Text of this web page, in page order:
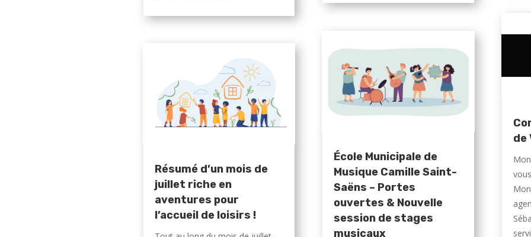
Résumé d’un mois de
juillet riche en
aventures pour
l’accueil de loisirs !
École Municipale de
Musique Camille Saint-
Saëns – Portes
ouvertes & Nouvelle
session de stages
musicaux
de